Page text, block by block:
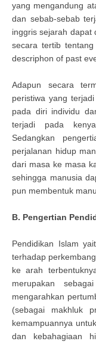
yang mengandung
dan sebab-sebab
inggris sejarah dapat
secara tertib
descriphon of past
Adapun secara
peristiwa yang
pada diri individu
terjadi pada
Sedangkan
perjalanan hidup
dari masa ke masa
sehingga manusia
pun membentuk
B. Pengertian
Pendidikan Islam
terhadap
ke arah
merupakan
mengarahkan
(sebagai makhluk
kemampuannya
dan kebahagiaan